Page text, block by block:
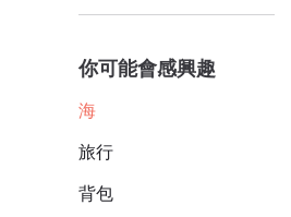
你可能會感興趣
海
旅行
背包